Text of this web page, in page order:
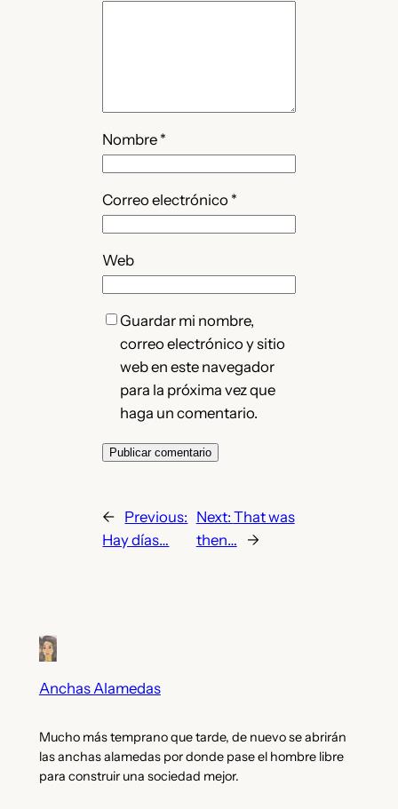
Nombre *
Correo electrónico *
Web
Guardar mi nombre,
correo electrónico y sitio
web en este navegador
para la próxima vez que
haga un comentario.
← Previous:
Hay días…
Next: That was
then…
→
Anchas Alamedas
Mucho más temprano que tarde, de nuevo se abrirán
las anchas alamedas por donde pase el hombre libre
para construir una sociedad mejor.